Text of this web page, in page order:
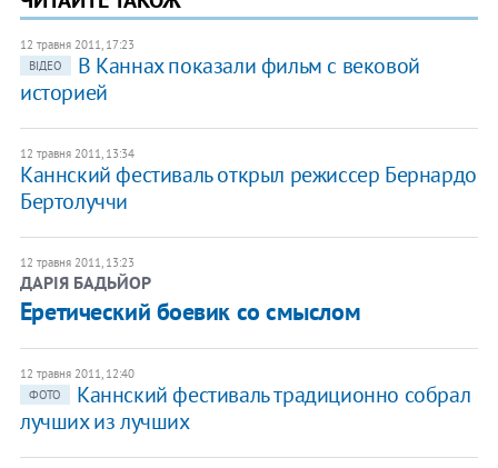
12 травня 2011, 17:23
ВІДЕО
В Каннах показали фильм с вековой
историей
12 травня 2011, 13:34
Каннский фестиваль открыл режиссер Бернардо
Бертолуччи
12 травня 2011, 13:23
ДАРІЯ БАДЬЙОР
Еретический боевик со смыслом
12 травня 2011, 12:40
ФОТО
Каннский фестиваль традиционно собрал
лучших из лучших